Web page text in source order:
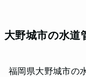
大野城市の水道
福岡県大野城市の